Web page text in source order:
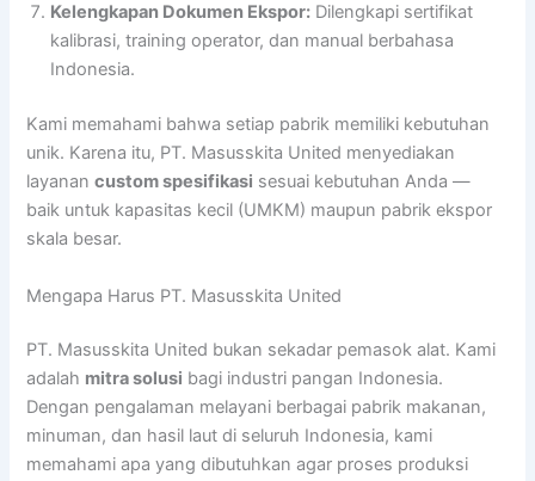
Kelengkapan Dokumen Ekspor: Dilengkapi sertifikat
kalibrasi, training operator, dan manual berbahasa
Indonesia.
Kami memahami bahwa setiap pabrik memiliki kebutuhan
unik. Karena itu, PT. Masusskita United menyediakan
layanancustom spesifikasi sesuai kebutuhan Anda —
baik untuk kapasitas kecil (UMKM) maupun pabrik ekspor
skala besar.
Mengapa Harus PT. Masusskita United
PT. Masusskita United bukan sekadar pemasok alat. Kami
adalah mitra solusi bagi industri pangan Indonesia.
Dengan pengalaman melayani berbagai pabrik makanan,
minuman, dan hasil laut di seluruh Indonesia, kami
memahami apa yang dibutuhkan agar proses produksi